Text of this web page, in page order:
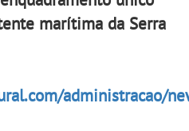
marítima da Serra
administracao/